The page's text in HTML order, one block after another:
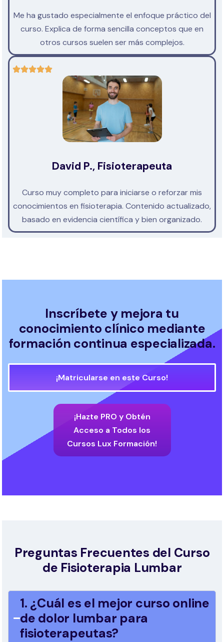
Me ha gustado especialmente el enfoque práctico del
curso. Explica de forma sencilla conceptos que en
otros cursos suelen ser más complejos.
David P., Fisioterapeuta
Curso muy completo para iniciarse o reforzar mis
conocimientos en fisioterapia. Contenido actualizado,
basado en evidencia científica y bien organizado.
Inscríbete y mejora tu
conocimiento clínico mediante
formación continua especializada.
¡Matricularse en este Curso!
¡Hazte PRO y Obtén
Acceso a Todos los
Cursos Lux Formación!
Preguntas Frecuentes del Curso
de Fisioterapia Lumbar
1. ¿Cuál es el mejor curso online
de dolor lumbar para
fisioterapeutas?